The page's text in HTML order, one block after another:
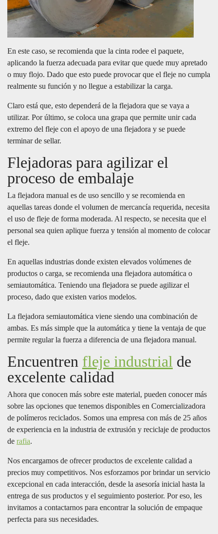
En este caso, se recomienda que la cinta rodee el paquete,
aplicando la fuerza adecuada para evitar que quede muy apretado
o muy flojo. Dado que esto puede provocar que el fleje no cumpla
realmente su función y no llegue a estabilizar la carga.
Claro está que, esto dependerá de la flejadora que se vaya a
utilizar. Por último, se coloca una grapa que permite unir cada
extremo del fleje con el apoyo de una flejadora y se puede
terminar de sellar.
Flejadoras para agilizar el
proceso de embalaje
La flejadora manual es de uso sencillo y se recomienda en
aquellas tareas donde el volumen de mercancía requerida, necesita
el uso de fleje de forma moderada. Al respecto, se necesita que el
personal sea quien aplique fuerza y tensión al momento de colocar
el fleje.
En aquellas industrias donde existen elevados volúmenes de
productos o carga, se recomienda una flejadora automática o
semiautomática. Teniendo una flejadora se puede agilizar el
proceso, dado que existen varios modelos.
La flejadora semiautomática viene siendo una combinación de
ambas. Es más simple que la automática y tiene la ventaja de que
permite regular la fuerza a diferencia de una flejadora manual.
Encuentren fleje industrial de
excelente calidad
Ahora que conocen más sobre este material, pueden conocer más
sobre las opciones que tenemos disponibles en Comercializadora
de polímeros reciclados. Somos una empresa con más de 25 años
de experiencia en la industria de extrusión y reciclaje de productos
de rafia.
Nos encargamos de ofrecer productos de excelente calidad a
precios muy competitivos. Nos esforzamos por brindar un servicio
excepcional en cada interacción, desde la asesoría inicial hasta la
entrega de sus productos y el seguimiento posterior. Por eso, les
invitamos a contactarnos para encontrar la solución de empaque
perfecta para sus necesidades.